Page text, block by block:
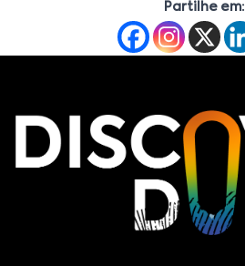
Partilhe em: